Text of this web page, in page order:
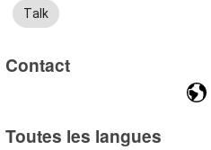
Talk
Contact
Toutes les langues